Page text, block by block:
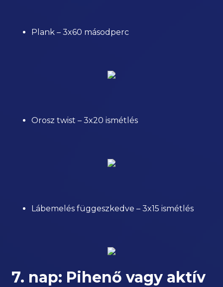
Plank – 3x60 másodperc
Orosz twist – 3x20 ismétlés
Lábemelés függeszkedve – 3x15 ismétlés
7. nap: Pihenő vagy aktív